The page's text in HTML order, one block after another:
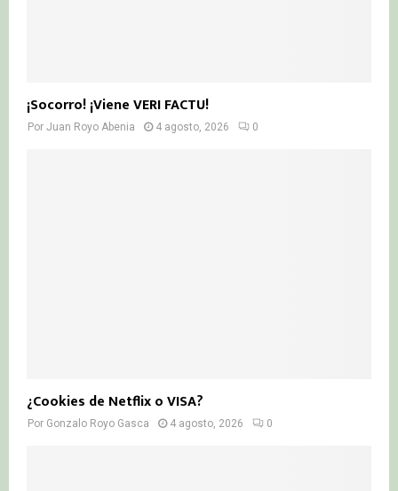
¡Socorro! ¡Viene VERI FACTU!
Por Juan Royo Abenia 4 agosto, 2026 0
¿Cookies de Netflix o VISA?
Por Gonzalo Royo Gasca 4 agosto, 2026 0